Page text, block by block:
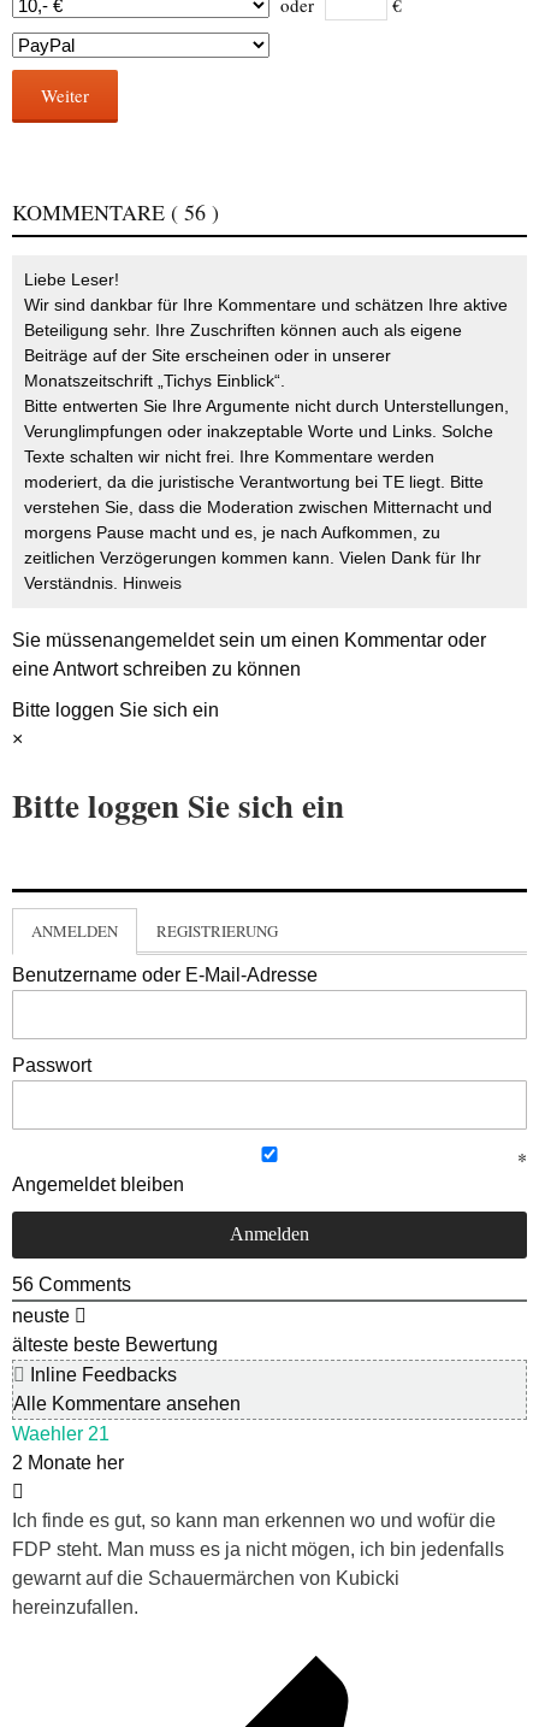
oder €
Weiter
KOMMENTARE ( 56 )
Liebe Leser!
Wir sind dankbar für Ihre Kommentare und schätzen Ihre aktive
Beteiligung sehr. Ihre Zuschriften können auch als eigene
Beiträge auf der Site erscheinen oder in unserer
Monatszeitschrift „Tichys Einblick“.
Bitte entwerten Sie Ihre Argumente nicht durch Unterstellungen,
Verunglimpfungen oder inakzeptable Worte und Links. Solche
Texte schalten wir nicht frei. Ihre Kommentare werden
moderiert, da die juristische Verantwortung bei TE liegt. Bitte
verstehen Sie, dass die Moderation zwischen Mitternacht und
morgens Pause macht und es, je nach Aufkommen, zu
zeitlichen Verzögerungen kommen kann. Vielen Dank für Ihr
Verständnis. Hinweis
Sie müssenangemeldetsein um einen Kommentar oder
eine Antwort schreiben zu können
Bitte loggen Sie sich ein
×
Bitte loggen Sie sich ein
ANMELDEN REGISTRIERUNG
Benutzername oder E-Mail-Adresse
Passwort
Angemeldet bleiben
56 Comments
neuste
älteste beste Bewertung
Inline Feedbacks
Alle Kommentare ansehen
Waehler 21
2 Monate her
Ich finde es gut, so kann man erkennen wo und wofür die
FDP steht. Man muss es ja nicht mögen, ich bin jedenfalls
gewarnt auf die Schauermärchen von Kubicki
hereinzufallen.